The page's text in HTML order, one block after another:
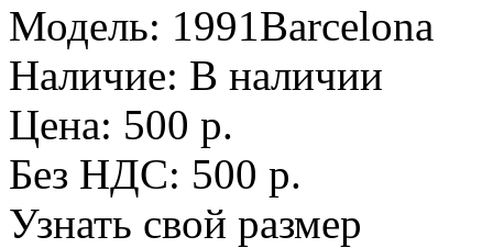
Модель: 1991Barcelona
Наличие: В наличии
Цена: 500 р.
Без НДС: 500 р.
Узнать свой размер